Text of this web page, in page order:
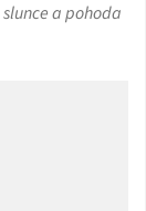
a pohoda